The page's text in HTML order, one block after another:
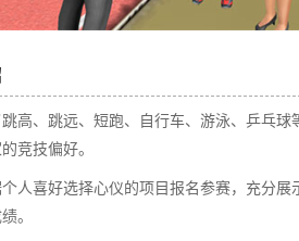
高、跳远、短跑、自行车、游泳、乒乓
竞技偏好。​
人喜好选择心仪的项目报名参赛，充分
。​